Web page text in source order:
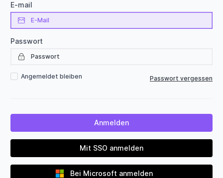
E-mail
Passwort
Angemeldet bleiben Passwort vergessen
Mit SSO anmelden
Bei Microsoft anmelden